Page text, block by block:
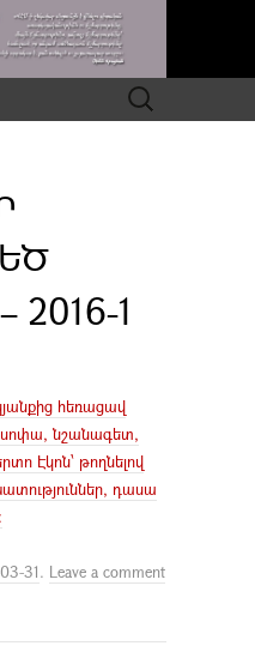
Որոնել՝
1
հեռացավ
նշանագետ,
Էկոն՝ թողնելով
դասա
31. Leave a comment